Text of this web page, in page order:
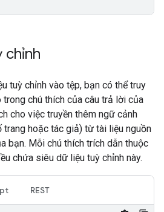
chỉnh
tuỳ chỉnh vào tệp, bạn có thể truy
chú thích của câu trả lời của
cho việc truyền thêm ngữ cảnh
trang hoặc tác giả) từ tài liệu nguồn
bạn. Mỗi chú thích trích dẫn thuộc
chứa siêu dữ liệu tuỳ chỉnh này.
REST